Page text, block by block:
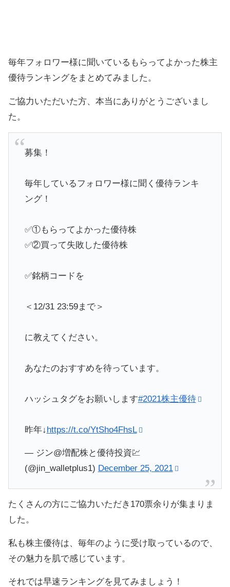
毎年フォロワー様に聞いているもらってよかった株主
優待ランキングをまとめてみました。
ご協力いただいた方、本当にありがとうございまし
た。
募集！
毎年しているフォロワー様に聞く優待ランキ
ング！
✅①もらってよかった優待株
✅②買って失敗した優待株
✅銘柄コードを
＜12/31 23:59まで＞
に教えてください。
あなたのおすすめを待っています。
ハッシュタグをお願いします#2021株主優待
昨年↓https://t.co/YtSho4FhsL
— ジン@増配株と優待投資💹
(@jin_walletplus1) December 25, 2021
たくさんの方にご協力いただき170票余りが集まりま
した。
私も株主優待は、毎年のように受け取っているので、
その魅力を肌で感じています。
それでは早速ランキングを見てみましょう！